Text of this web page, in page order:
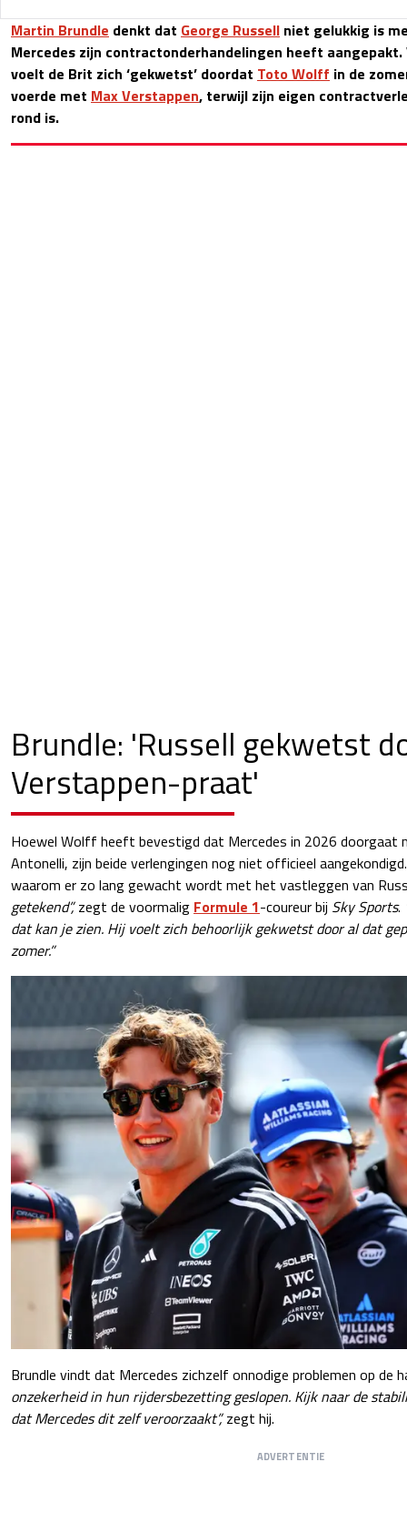
Martin Brundle denkt dat George Russell niet gelukkig is
Mercedes zijn contractonderhandelingen heeft
voelt de Brit zich ‘gekwetst’ doordat Toto Wolff in de
voerde met Max Verstappen, terwijl zijn eigen
rond is.
Brundle: 'Russell gekwetst
Verstappen-praat'
Hoewel Wolff heeft bevestigd dat Mercedes in 2026 doorgaat
Antonelli, zijn beide verlengingen nog niet officieel
waarom er zo lang gewacht wordt met het vastleggen van
getekend”,zegt de voormalig Formule 1-coureur bij Sky Sports.
dat kan je zien. Hij voelt zich behoorlijk gekwetst door al dat
zomer.”
Brundle vindt dat Mercedes zichzelf onnodige problemen op de
onzekerheid in hun rijdersbezetting geslopen. Kijk naar de
dat Mercedes dit zelf veroorzaakt”,zegt hij.
ADVERTENTIE